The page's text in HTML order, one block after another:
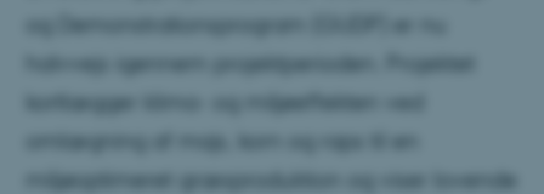
og Demonstrationsprogram (GUDP) er nu
halvvejs igennem projektperioden. Projektet
kortlægger klima- og miljøeffekten ved
omlægning af majs, korn og raps til en
miljøoptimeret græsproduktion og viser lovende